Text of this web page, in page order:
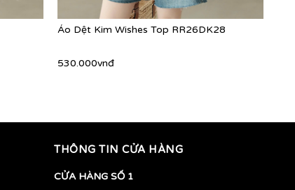
Áo Dệt Kim Wishes Top RR26DK28
530.000vnđ
THÔNG TIN CỬA HÀNG
CỬA HÀNG SỐ 1